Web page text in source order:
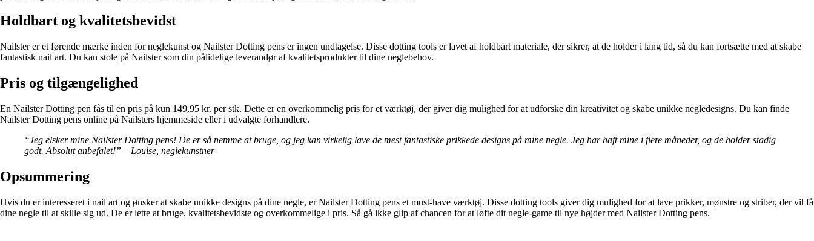
Holdbart og kvalitetsbevidst
Nailster er et førende mærke inden for neglekunst og Nailster Dotting pens er ingen undtagelse. Disse dotting tools er lavet af holdbart materiale, der sikrer, at de holder i lang tid, så du kan fortsætte med at skabe
fantastisk nail art. Du kan stole på Nailster som din pålidelige leverandør af kvalitetsprodukter til dine neglebehov.
Pris og tilgængelighed
En Nailster Dotting pen fås til en pris på kun 149,95 kr. per stk. Dette er en overkommelig pris for et værktøj, der giver dig mulighed for at udforske din kreativitet og skabe unikke negledesigns. Du kan finde
Nailster Dotting pens online på Nailsters hjemmeside eller i udvalgte forhandlere.
“Jeg elsker mine Nailster Dotting pens! De er så nemme at bruge, og jeg kan virkelig lave de mest fantastiske prikkede designs på mine negle. Jeg har haft mine i flere måneder, og de holder stadig
godt. Absolut anbefalet!” – Louise, neglekunstner
Opsummering
Hvis du er interesseret i nail art og ønsker at skabe unikke designs på dine negle, er Nailster Dotting pens et must-have værktøj. Disse dotting tools giver dig mulighed for at lave prikker, mønstre og striber, der vil få
dine negle til at skille sig ud. De er lette at bruge, kvalitetsbevidste og overkommelige i pris. Så gå ikke glip af chancen for at løfte dit negle-game til nye højder med Nailster Dotting pens.